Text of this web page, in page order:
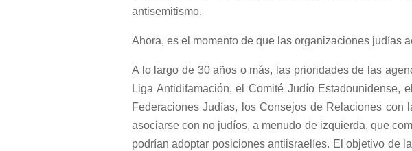
antisemitismo.
Ahora, es el momento de que las organizaciones judías
A lo largo de 30 años o más, las prioridades de las
Liga Antidifamación, el Comité Judío
Federaciones Judías, los Consejos de Relaciones
asociarse con no judíos, a menudo de izquierda, que
podrían adoptar posiciones antiisraelíes. El objetivo de